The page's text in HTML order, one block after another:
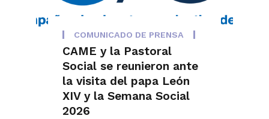
COMUNICADO DE PRENSA
CAME y la Pastoral
Social se reunieron ante
la visita del papa León
XIV y la Semana Social
2026